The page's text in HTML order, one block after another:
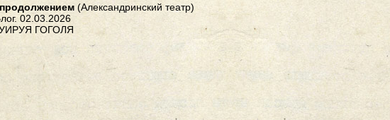
(Александринский театр)
02.03.2026
ГОГОЛЯ